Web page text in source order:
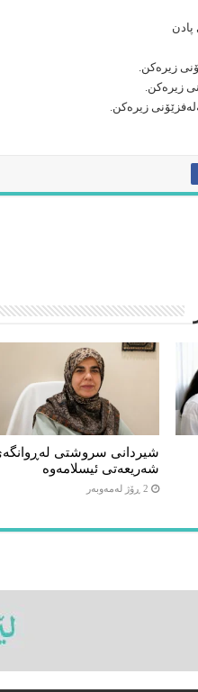
شیردانی سروشتی
شەریعەتی ئیسلامەوە
2 ڕۆژ لەمەوبەر